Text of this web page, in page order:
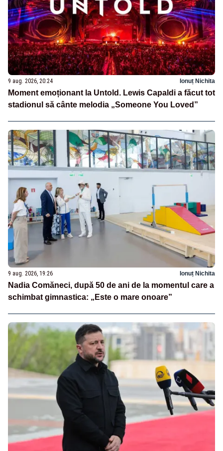
9 aug. 2026, 20:24 Ionuț Nichita
Moment emoționant la Untold. Lewis Capaldi a făcut tot
stadionul să cânte melodia „Someone You Loved”
9 aug. 2026, 19:26 Ionuț Nichita
Nadia Comăneci, după 50 de ani de la momentul care a
schimbat gimnastica: „Este o mare onoare”